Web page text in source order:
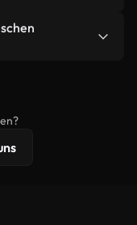
kürzen,
Achten Sie